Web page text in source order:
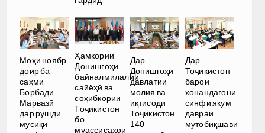
Моҳи ноябр
доир ба
саҳми
Борбади
Марвазӣ
дар рушди
мусиқӣ
Ҳамкории
Донишгоҳи
байналмилалии
сайёҳӣ ва
соҳибкории
Тоҷикистон
бо
муассисаҳои
Дар
Донишгоҳи
давлатии
молия ва
иқтисоди
Тоҷикистон
140
Дар
Тоҷикистон
барои
хонандагони
синфи якум
давраи
мутобиқшавӣ